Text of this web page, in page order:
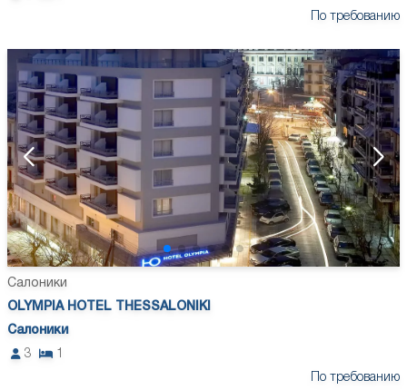
По требованию
Салоники
OLYMPIA HOTEL THESSALONIKI
Салоники
3
1
По требованию